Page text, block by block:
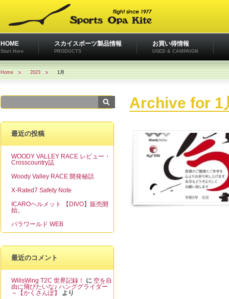
HOME
Start Here
スカイスポーツ製品情報
PRODUCTS
お買い得情報
USED & CAMPAIGN
Home 2023 1月
最近の投稿
WOODY VALLEY RACE レビュー・
Crosscountry誌
Woody Valley RACE 開発秘話
X-Rated7 Safety Note
ICAROヘルメット 【DIVO】販売開
始。
パラワールド WEB
最近のコメント
WillsWing T2C 世界記録！ に 空を自
由に飛びたいな♪ ハンググライダー
～【かくさんぽ】
より
Archive for 1